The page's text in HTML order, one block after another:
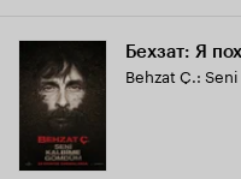
Бехзат: Я
Behzat Ç.: